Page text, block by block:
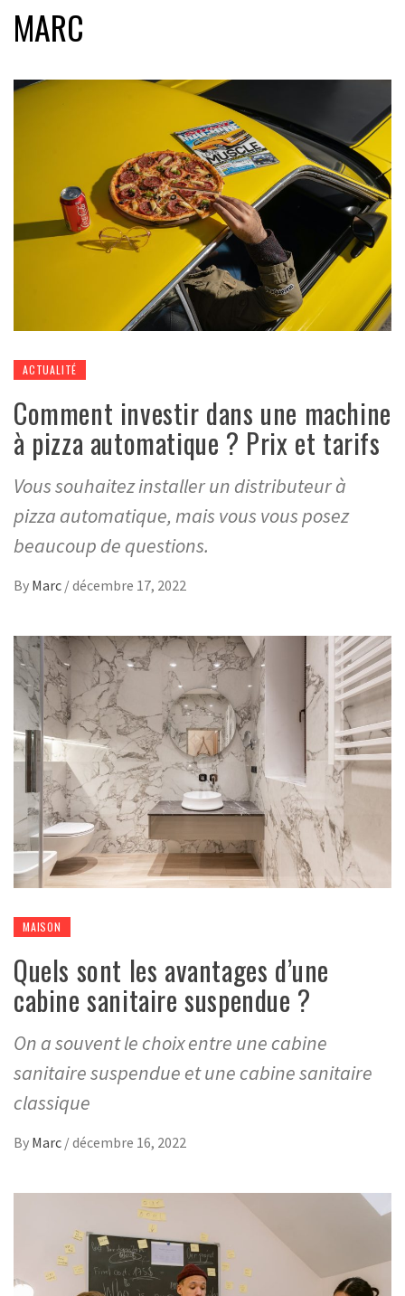
MARC
ACTUALITÉ
Comment investir dans une machine
à pizza automatique ? Prix et tarifs
Vous souhaitez installer un distributeur à
pizza automatique, mais vous vous posez
beaucoup de questions.
By Marc /décembre 17, 2022
MAISON
Quels sont les avantages d’une
cabine sanitaire suspendue ?
On a souvent le choix entre une cabine
sanitaire suspendue et une cabine sanitaire
classique
By Marc /décembre 16, 2022